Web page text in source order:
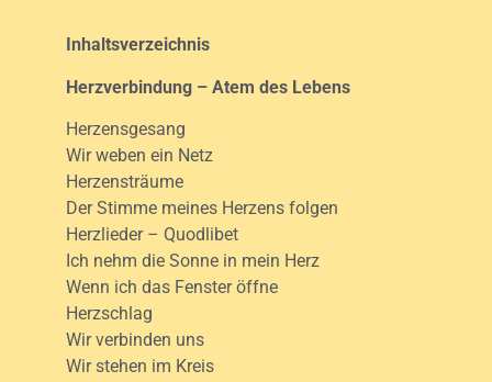
Inhaltsverzeichnis
Herzverbindung – Atem des Lebens
Herzensgesang
Wir weben ein Netz
Herzensträume
Der Stimme meines Herzens folgen
Herzlieder – Quodlibet
Ich nehm die Sonne in mein Herz
Wenn ich das Fenster öffne
Herzschlag
Wir verbinden uns
Wir stehen im Kreis